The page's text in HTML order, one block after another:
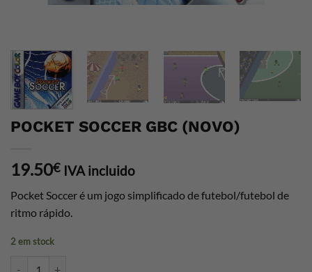
POCKET SOCCER GBC (NOVO)
19.50€ IVA incluido
Pocket Soccer é um jogo simplificado de futebol/futebol de
ritmo rápido.
2 em stock